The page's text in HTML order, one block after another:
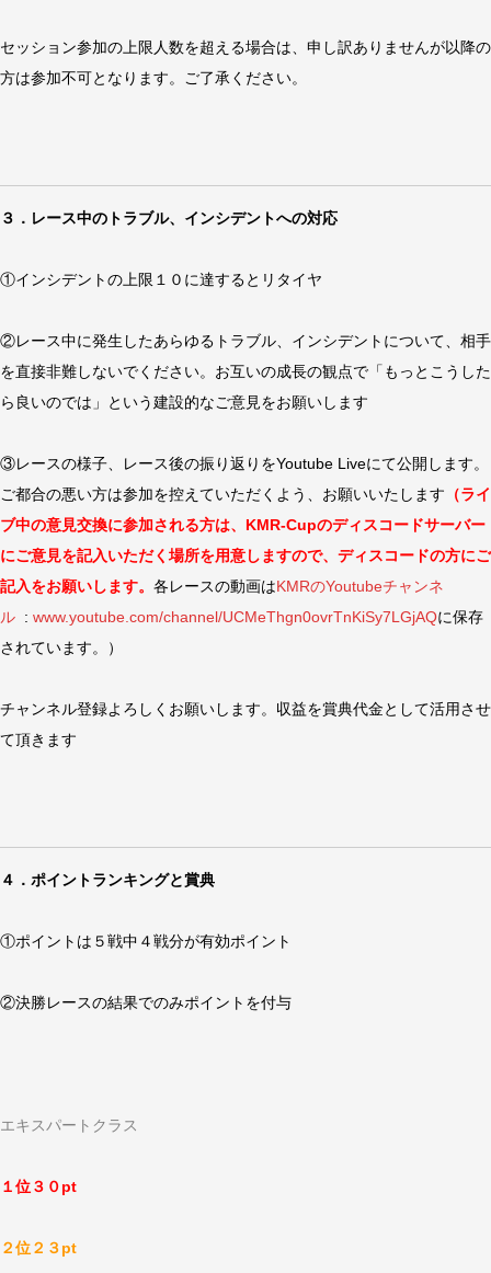
セッション参加の上限人数を超える場合は、申し訳ありませんが以降の
方は参加不可となります。ご了承ください。
３．レース中のトラブル、インシデントへの対応
①インシデントの上限１０に達するとリタイヤ
②レース中に発生したあらゆるトラブル、インシデントについて、相手
を直接非難しないでください。お互いの成長の観点で「もっとこうした
ら良いのでは」という建設的なご意見をお願いします
③レースの様子、レース後の振り返りをYoutube Liveにて公開します。
ご都合の悪い方は参加を控えていただくよう、お願いいたします （ライ
ブ中の意見交換に参加される方は、KMR-Cupのディスコードサーバー
にご意見を記入いただく場所を用意しますので、ディスコードの方にご
記入をお願いします。 各レースの動画はKMRのYoutubeチャンネ
ル : www.youtube.com/channel/UCMeThgn0ovrTnKiSy7LGjAQに保存
されています。）
チャンネル登録よろしくお願いします。収益を賞典代金として活用させ
て頂きます
４．ポイントランキングと賞典
①ポイントは５戦中４戦分が有効ポイント
②決勝レースの結果でのみポイントを付与
エキスパートクラス
１位３０pt
２位２３pt